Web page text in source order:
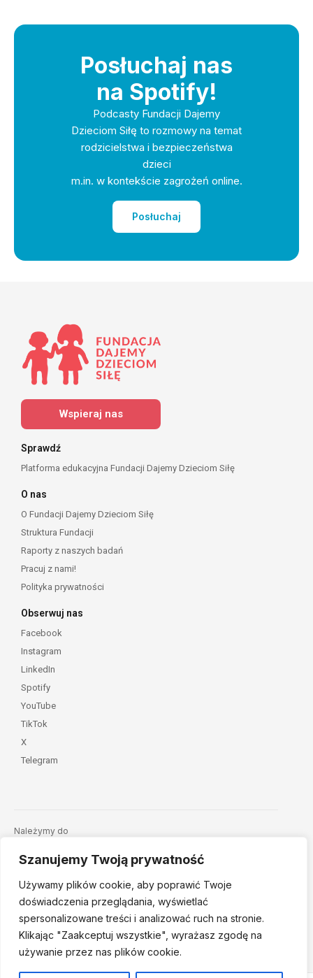
Szanujemy Twoją prywatność
Używamy plików cookie, aby poprawić Twoje
doświadczenia przeglądania, wyświetlać
spersonalizowane treści i analizować ruch na stronie.
Klikając "Zaakceptuj wszystkie", wyrażasz zgodę na
używanie przez nas plików cookie.
Posłuchaj nas
na Spotify!
Podcasty Fundacji Dajemy
Dzieciom Siłę to rozmowy na temat
rodzicielstwa i bezpieczeństwa
dzieci
m.in. w kontekście zagrożeń online.
Posłuchaj
Wspieraj nas
Sprawdź
Platforma edukacyjna Fundacji Dajemy Dzieciom Siłę
O nas
O Fundacji Dajemy Dzieciom Siłę
Struktura Fundacji
Raporty z naszych badań
Pracuj z nami!
Polityka prywatności
Obserwuj nas
Facebook
Instagram
LinkedIn
Spotify
YouTube
TikTok
X
Telegram
Należymy do
© 2026 Fundacja Dajemy Dzieciom Siłę • Projekt: nordmind.pl